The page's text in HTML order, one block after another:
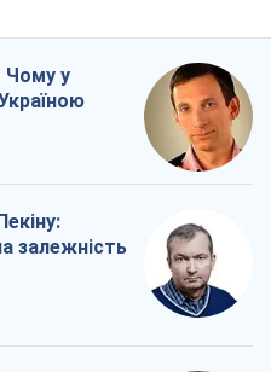
Чому у
залежність